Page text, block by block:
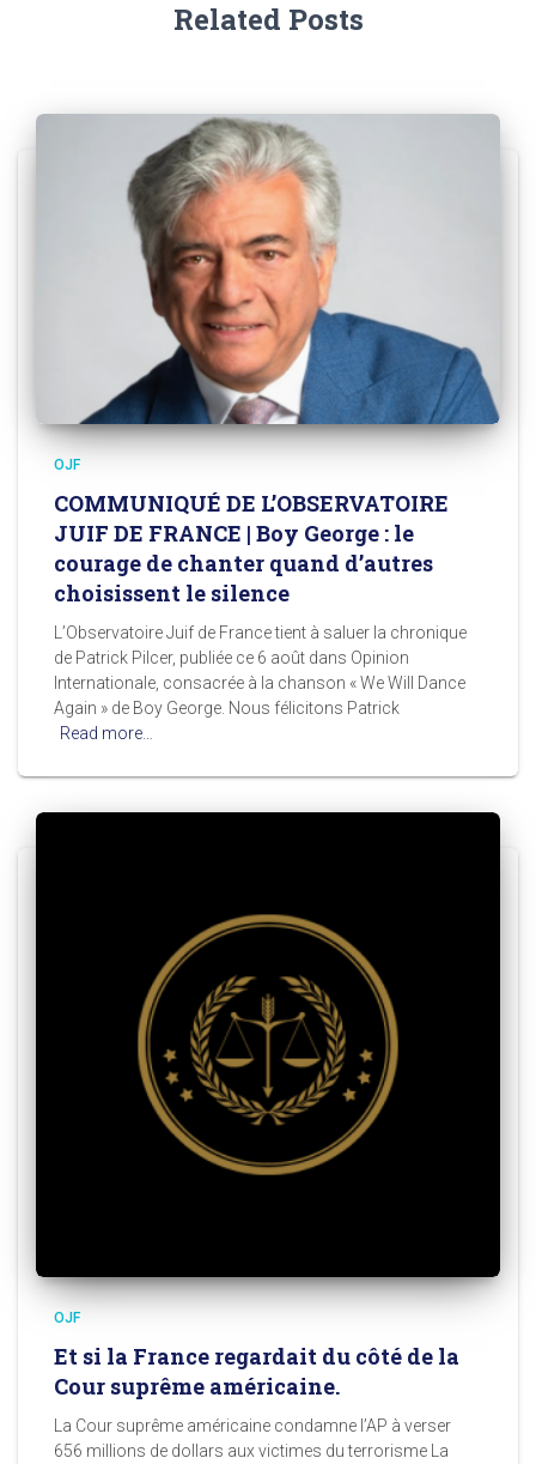
Related Posts
OJF
COMMUNIQUÉ DE L’OBSERVATOIRE
JUIF DE FRANCE | Boy George : le
courage de chanter quand d’autres
choisissent le silence
L’Observatoire Juif de France tient à saluer la chronique
de Patrick Pilcer, publiée ce 6 août dans Opinion
Internationale, consacrée à la chanson « We Will Dance
Again » de Boy George. Nous félicitons Patrick
Read more…
OJF
Et si la France regardait du côté de la
Cour suprême américaine.
La Cour suprême américaine condamne l’AP à verser
656 millions de dollars aux victimes du terrorisme La